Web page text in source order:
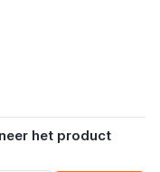
het product